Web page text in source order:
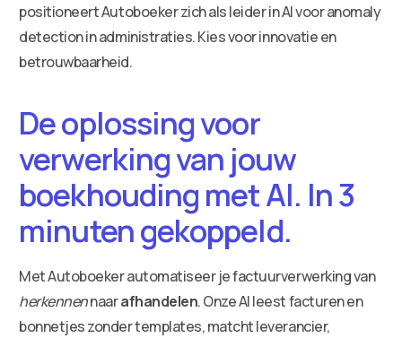
positioneert Autoboeker zich als leider in AI voor anomaly
detection in administraties. Kies voor innovatie en
betrouwbaarheid.
De oplossing voor
verwerking van jouw
boekhouding met AI. In 3
minuten gekoppeld.
Met Autoboeker automatiseer je factuurverwerking van
herkennennaarafhandelen. Onze AI leest facturen en
bonnetjes zonder templates, matcht leverancier,